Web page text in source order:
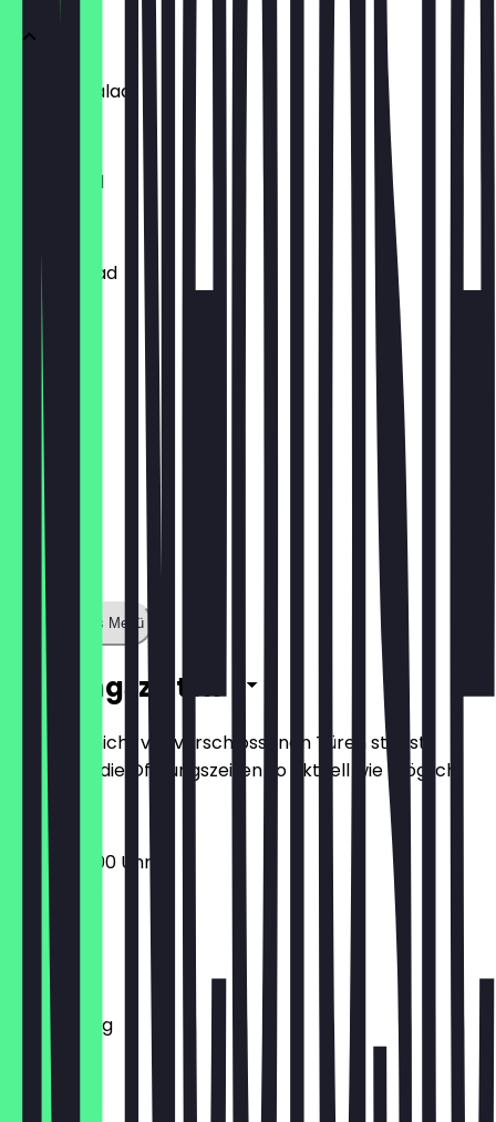
Chicken Salad
Tuna Salad
Vegan Salad
€ 9,50
Zeige ganzes Menü
Öffnungszeiten
Damit du nicht vor verschlossenen Türen stehst,
halten wir die Öffnungszeiten so aktuell wie möglich.
08:30 - 18:00 Uhr
Montag
Dienstag
Mittwoch
Donnerstag
Freitag
Samstag
Sonntag